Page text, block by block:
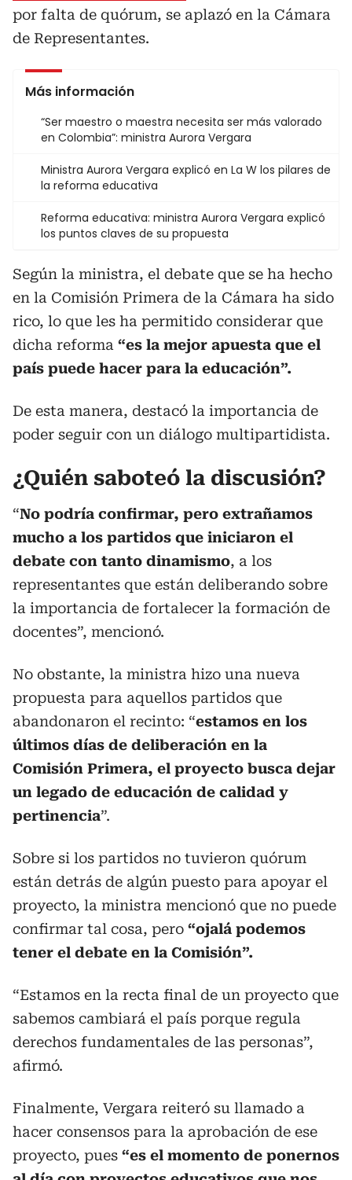
por falta de quórum, se aplazó en la Cámara
de Representantes.
Más información
“Ser maestro o maestra necesita ser más valorado
en Colombia”: ministra Aurora Vergara
Ministra Aurora Vergara explicó en La W los pilares de
la reforma educativa
Reforma educativa: ministra Aurora Vergara explicó
los puntos claves de su propuesta
Según la ministra, el debate que se ha hecho
en la Comisión Primera de la Cámara ha sido
rico, lo que les ha permitido considerar que
dicha reforma “es la mejor apuesta que el
país puede hacer para la educación”.
De esta manera, destacó la importancia de
poder seguir con un diálogo multipartidista.
¿Quién saboteó la discusión?
“No podría confirmar, pero extrañamos
mucho a los partidos que iniciaron el
debate con tanto dinamismo, a los
representantes que están deliberando sobre
la importancia de fortalecer la formación de
docentes”, mencionó.
No obstante, la ministra hizo una nueva
propuesta para aquellos partidos que
abandonaron el recinto: “estamos en los
últimos días de deliberación en la
Comisión Primera, el proyecto busca dejar
un legado de educación de calidad y
pertinencia”.
Sobre si los partidos no tuvieron quórum
están detrás de algún puesto para apoyar el
proyecto, la ministra mencionó que no puede
confirmar tal cosa, pero “ojalá podemos
tener el debate en la Comisión”.
“Estamos en la recta final de un proyecto que
sabemos cambiará el país porque regula
derechos fundamentales de las personas”,
afirmó.
Finalmente, Vergara reiteró su llamado a
hacer consensos para la aprobación de ese
proyecto, pues “es el momento de ponernos